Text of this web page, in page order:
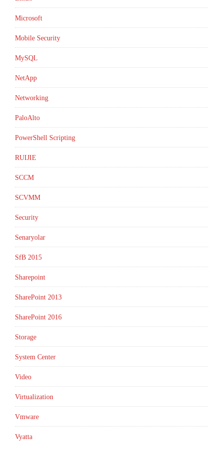
Microsoft
Mobile Security
MySQL
NetApp
Networking
PaloAlto
PowerShell Scripting
RUIJIE
SCCM
SCVMM
Security
Senaryolar
SfB 2015
Sharepoint
SharePoint 2013
SharePoint 2016
Storage
System Center
Video
Virtualization
Vmware
Vyatta